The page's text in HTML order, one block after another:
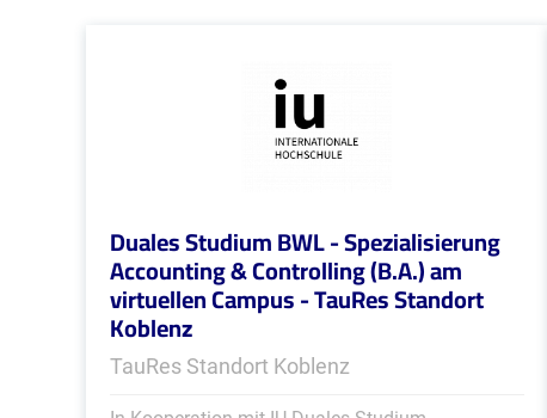
Duales Studium BWL - Spezialisierung
Accounting & Controlling (B.A.) am
virtuellen Campus - TauRes Standort
Koblenz
TauRes Standort Koblenz